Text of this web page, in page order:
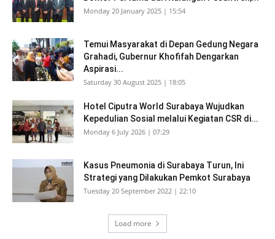
Monday 20 January 2025 | 15:54
Temui Masyarakat di Depan Gedung Negara
Grahadi, Gubernur Khofifah Dengarkan
Aspirasi...
Saturday 30 August 2025 | 18:05
Hotel Ciputra World Surabaya Wujudkan
Kepedulian Sosial melalui Kegiatan CSR di...
Monday 6 July 2026 | 07:29
Kasus Pneumonia di Surabaya Turun, Ini
Strategi yang Dilakukan Pemkot Surabaya
Tuesday 20 September 2022 | 22:10
Load more